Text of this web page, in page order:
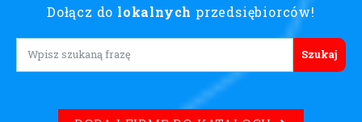
Dołącz do lokalnych przedsiębiorców!
Lorem ipsum